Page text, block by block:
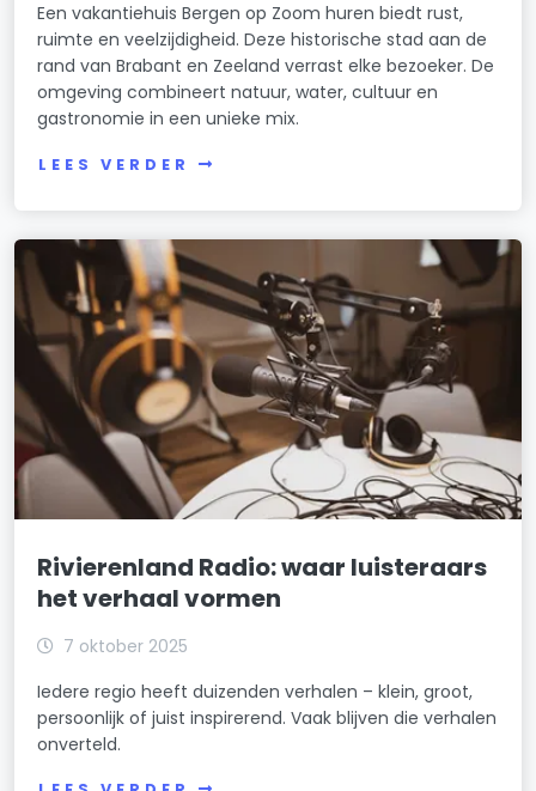
Een vakantiehuis Bergen op Zoom huren biedt rust,
ruimte en veelzijdigheid. Deze historische stad aan de
rand van Brabant en Zeeland verrast elke bezoeker. De
omgeving combineert natuur, water, cultuur en
gastronomie in een unieke mix.
LEES VERDER
Rivierenland Radio: waar luisteraars
het verhaal vormen
7 oktober 2025
Iedere regio heeft duizenden verhalen – klein, groot,
persoonlijk of juist inspirerend. Vaak blijven die verhalen
onverteld.